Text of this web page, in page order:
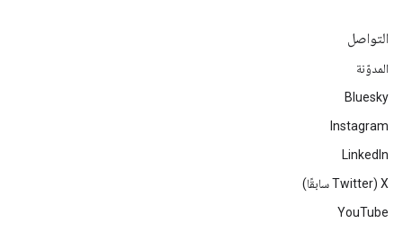
التواصل
المدوّنة
Bluesky
Instagram
LinkedIn
‫X ‏(Twitter سابقًا)
YouTube